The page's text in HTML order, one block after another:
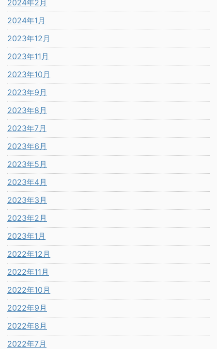
2024年2月
2024年1月
2023年12月
2023年11月
2023年10月
2023年9月
2023年8月
2023年7月
2023年6月
2023年5月
2023年4月
2023年3月
2023年2月
2023年1月
2022年12月
2022年11月
2022年10月
2022年9月
2022年8月
2022年7月